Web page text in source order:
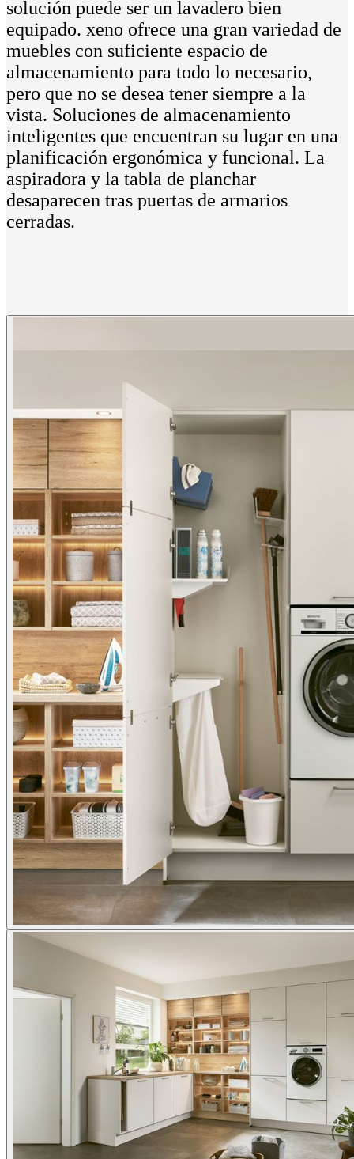
solución puede ser un lavadero bien
equipado. xeno ofrece una gran variedad de
muebles con suficiente espacio de
almacenamiento para todo lo necesario,
pero que no se desea tener siempre a la
vista. Soluciones de almacenamiento
inteligentes que encuentran su lugar en una
planificación ergonómica y funcional. La
aspiradora y la tabla de planchar
desaparecen tras puertas de armarios
cerradas.